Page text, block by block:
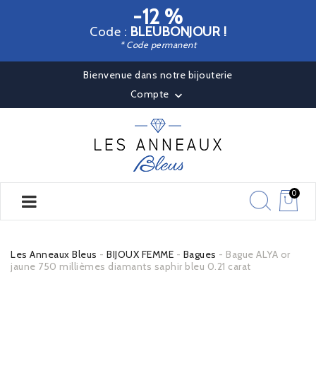
-12 %
Code : BLEUBONJOUR !
* Code permanent
Bienvenue dans notre bijouterie
Compte 
0
Les Anneaux Bleus BIJOUX FEMME Bagues
Bague ALYA or
jaune 750 millièmes diamants saphir bleu 0.21 carat